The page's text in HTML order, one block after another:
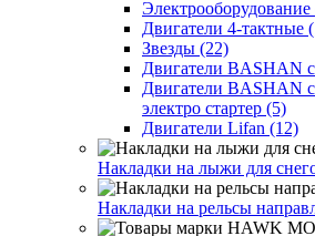
Электрооборудование
Двигатели 4-тактные
Звезды (22)
Двигатели BASHAN
Двигатели BASHAN
электро стартер (5)
Двигатели Lifan (12)
Накладки на лыжи для
Накладки на рельсы